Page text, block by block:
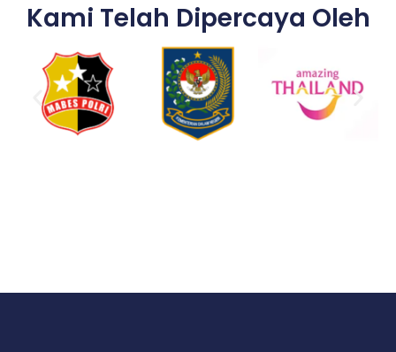
Kami Telah Dipercaya Oleh